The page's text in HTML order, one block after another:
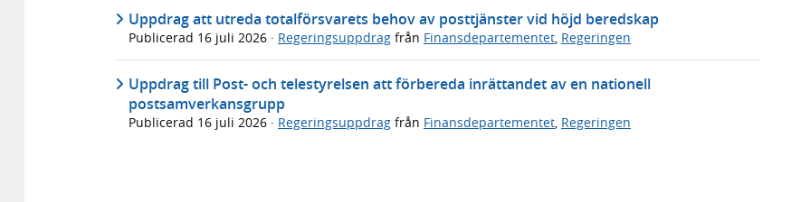
Uppdrag att utreda totalförsvarets behov av posttjänster vid höjd beredskap
Publicerad 16 juli 2026 · Regeringsuppdrag från Finansdepartementet Regeringen
Uppdrag till Post- och telestyrelsen att förbereda inrättandet av en nationell
postsamverkansgrupp
Publicerad 16 juli 2026 · Regeringsuppdrag från Finansdepartementet, Regeringen